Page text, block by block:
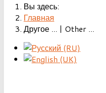
Вы здесь:
Главная
Другое ... | Other ...